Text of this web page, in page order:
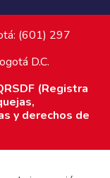
(601) 297
D.C.
(Registra
y derechos de